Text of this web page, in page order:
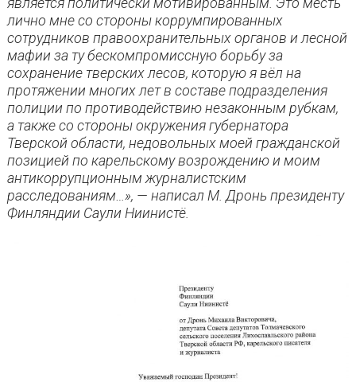
лично мне со стороны коррумпированных
сотрудников правоохранительных органов и лесной
мафии за ту бескомпромиссную борьбу за
сохранение тверских лесов, которую я вёл на
протяжении многих лет в составе подразделения
полиции по противодействию незаконным рубкам,
а также со стороны окружения губернатора
Тверской области, недовольных моей гражданской
позицией по карельскому возрождению и моим
антикоррупционным журналистским
расследованиям…», — написал М. Дронь президенту
Финляндии Саули Ниинистё.